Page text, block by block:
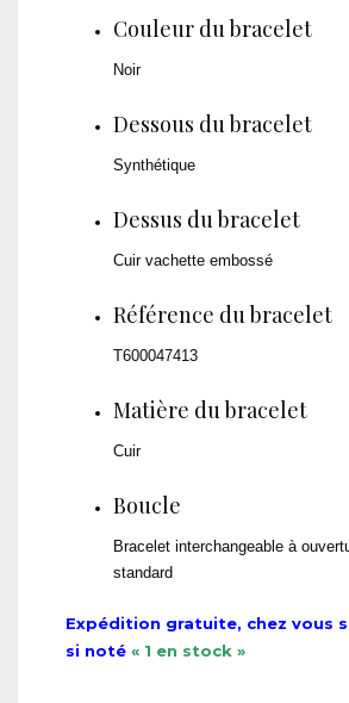
Couleur du bracelet
Noir
Dessous du bracelet
Synthétique
Dessus du bracelet
Cuir vachette embossé
Référence du bracelet
T600047413
Matière du bracelet
Cuir
Boucle
Bracelet interchangeable à
standard
Expédition gratuite, chez vous
si noté « 1 en stock »